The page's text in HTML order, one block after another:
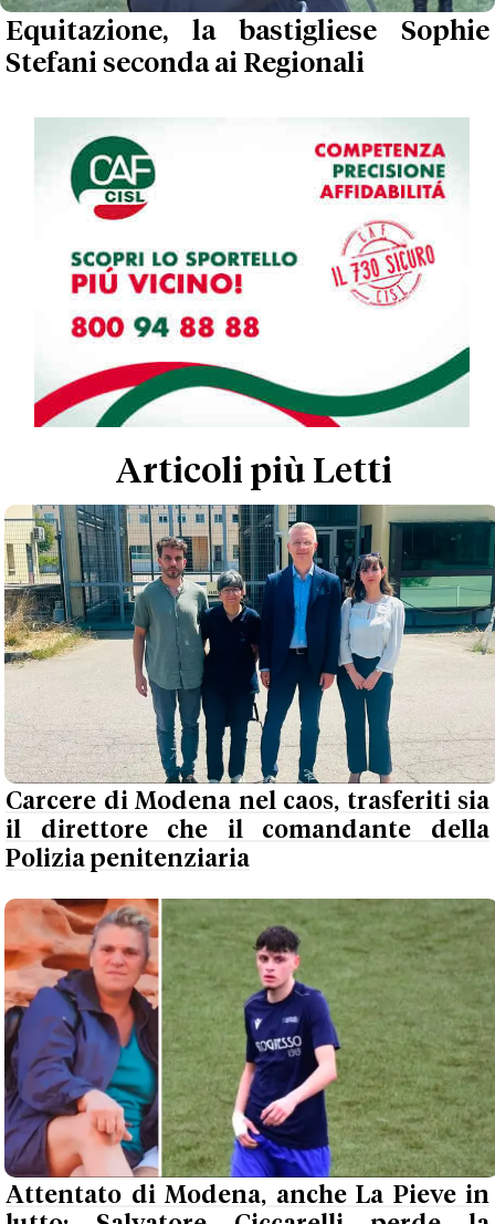
Equitazione, la bastigliese Sophie
Stefani seconda ai Regionali
Articoli più Letti
Carcere di Modena nel caos, trasferiti sia
il direttore che il comandante della
Polizia penitenziaria
Attentato di Modena, anche La Pieve in